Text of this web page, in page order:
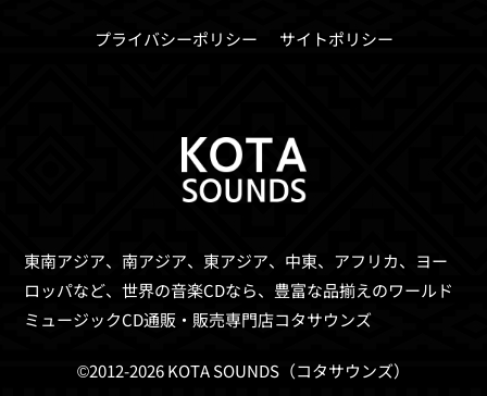
東南アジア、南アジア、東アジア、中東、アフリカ、ヨー
ロッパなど、世界の音楽CDなら、 豊富な品揃えのワールド
ミュージックCD通販・販売専門店コタサウンズ
©2012-2026 KOTA SOUNDS（コタサウンズ）
プライバシーポリシー サイトポリシー